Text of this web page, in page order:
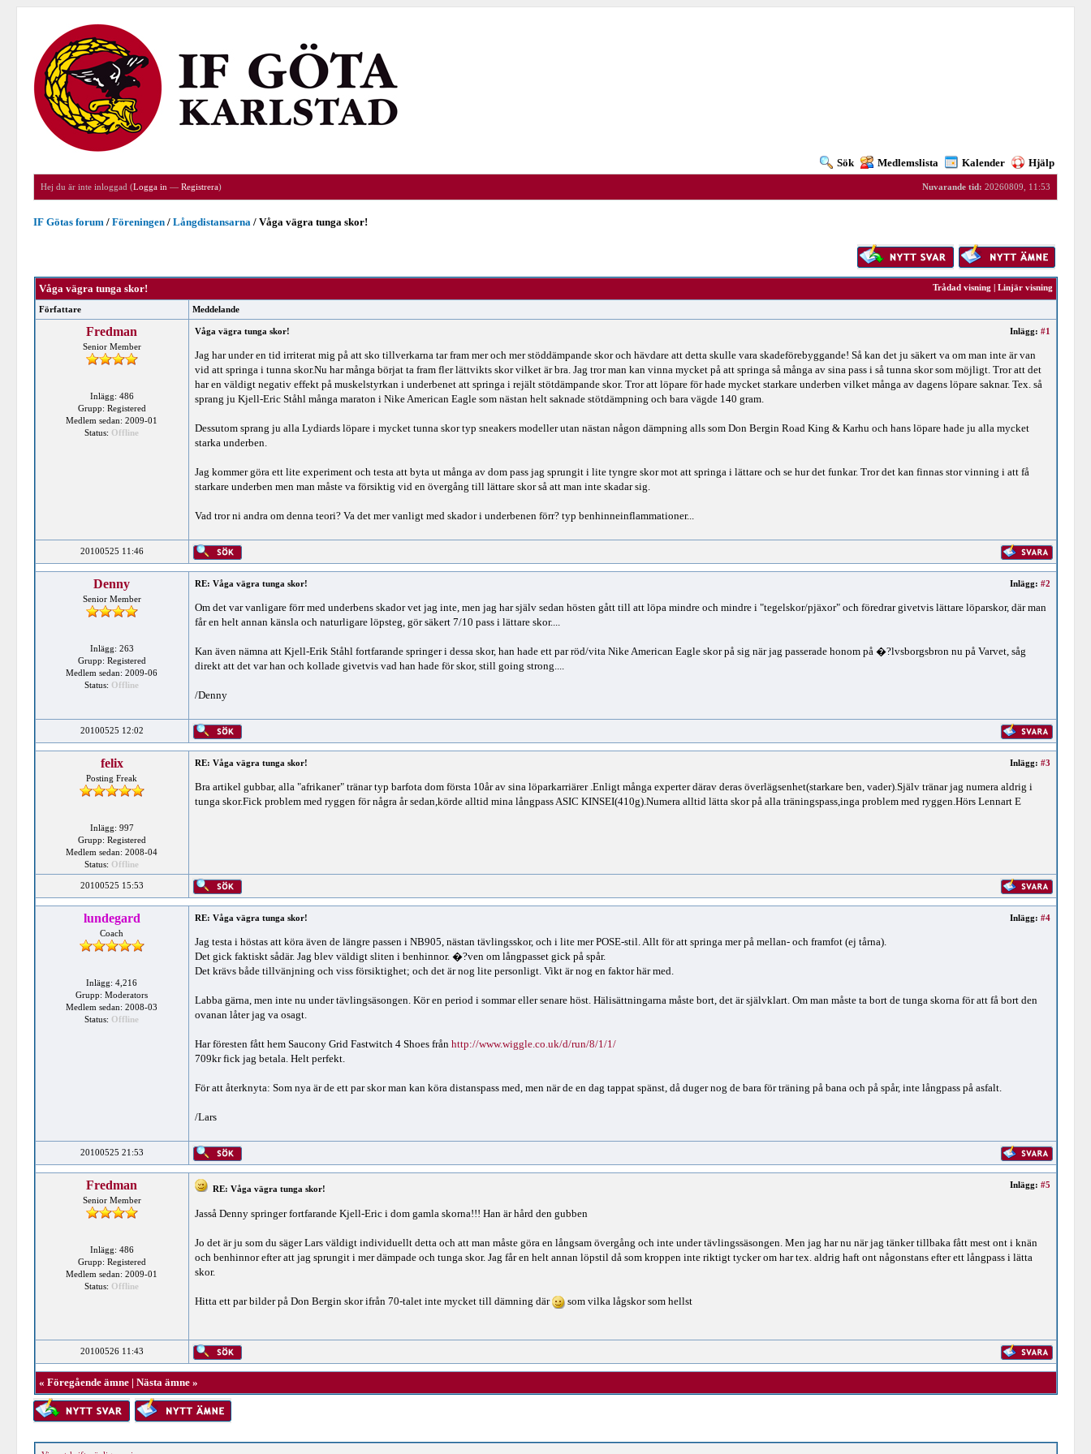
Sök Medlemslista Kalender Hjälp
Nuvarande tid: 20260809, 11:53
Hej du är inte inloggad (Logga in —Registrera)
IF Götas forum /Föreningen /Långdistansarna /Våga vägra tunga skor!
Trådad visning | Linjär visning
Våga vägra tunga skor!
Författare Meddelande
Fredman
Senior Member
Inlägg: 486
Grupp: Registered
Medlem sedan: 2009-01
Status: Offline
Inlägg: #1
Våga vägra tunga skor!
Jag har under en tid irriterat mig på att sko tillverkarna tar fram mer och mer stöddämpande skor och hävdare att detta skulle vara skadeförebyggande! Så kan det ju säkert va om man inte är van
vid att springa i tunna skor.Nu har många börjat ta fram fler lättvikts skor vilket är bra. Jag tror man kan vinna mycket på att springa så många av sina pass i så tunna skor som möjligt. Tror att det
har en väldigt negativ effekt på muskelstyrkan i underbenet att springa i rejält stötdämpande skor. Tror att löpare för hade mycket starkare underben vilket många av dagens löpare saknar. Tex. så
sprang ju Kjell-Eric Ståhl många maraton i Nike American Eagle som nästan helt saknade stötdämpning och bara vägde 140 gram.
Dessutom sprang ju alla Lydiards löpare i mycket tunna skor typ sneakers modeller utan nästan någon dämpning alls som Don Bergin Road King & Karhu och hans löpare hade ju alla mycket
starka underben.
Jag kommer göra ett lite experiment och testa att byta ut många av dom pass jag sprungit i lite tyngre skor mot att springa i lättare och se hur det funkar. Tror det kan finnas stor vinning i att få
starkare underben men man måste va försiktig vid en övergång till lättare skor så att man inte skadar sig.
Vad tror ni andra om denna teori? Va det mer vanligt med skador i underbenen förr? typ benhinneinflammationer...
20100525 11:46
Denny
Senior Member
Inlägg: 263
Grupp: Registered
Medlem sedan: 2009-06
Status: Offline
Inlägg: #2
RE: Våga vägra tunga skor!
Om det var vanligare förr med underbens skador vet jag inte, men jag har själv sedan hösten gått till att löpa mindre och mindre i "tegelskor/pjäxor" och föredrar givetvis lättare löparskor, där man
får en helt annan känsla och naturligare löpsteg, gör säkert 7/10 pass i lättare skor....
Kan även nämna att Kjell-Erik Ståhl fortfarande springer i dessa skor, han hade ett par röd/vita Nike American Eagle skor på sig när jag passerade honom på �?lvsborgsbron nu på Varvet, såg
direkt att det var han och kollade givetvis vad han hade för skor, still going strong....
/Denny
20100525 12:02
felix
Posting Freak
Inlägg: 997
Grupp: Registered
Medlem sedan: 2008-04
Status: Offline
Inlägg: #3
RE: Våga vägra tunga skor!
Bra artikel gubbar, alla "afrikaner" tränar typ barfota dom första 10år av sina löparkarriärer .Enligt många experter därav deras överlägsenhet(starkare ben, vader).Själv tränar jag numera aldrig i
tunga skor.Fick problem med ryggen för några år sedan,körde alltid mina långpass ASIC KINSEI(410g).Numera alltid lätta skor på alla träningspass,inga problem med ryggen.Hörs Lennart E
20100525 15:53
lundegard
Coach
Inlägg: 4,216
Grupp: Moderators
Medlem sedan: 2008-03
Status: Offline
Inlägg: #4
RE: Våga vägra tunga skor!
Jag testa i höstas att köra även de längre passen i NB905, nästan tävlingsskor, och i lite mer POSE-stil. Allt för att springa mer på mellan- och framfot (ej tårna).
Det gick faktiskt sådär. Jag blev väldigt sliten i benhinnor. �?ven om långpasset gick på spår.
Det krävs både tillvänjning och viss försiktighet; och det är nog lite personligt. Vikt är nog en faktor här med.
Labba gärna, men inte nu under tävlingsäsongen. Kör en period i sommar eller senare höst. Hälisättningarna måste bort, det är självklart. Om man måste ta bort de tunga skorna för att få bort den
ovanan låter jag va osagt.
Har föresten fått hem Saucony Grid Fastwitch 4 Shoes från http://www.wiggle.co.uk/d/run/8/1/1/
709kr fick jag betala. Helt perfekt.
För att återknyta: Som nya är de ett par skor man kan köra distanspass med, men när de en dag tappat spänst, då duger nog de bara för träning på bana och på spår, inte långpass på asfalt.
/Lars
20100525 21:53
Fredman
Senior Member
Inlägg: 486
Grupp: Registered
Medlem sedan: 2009-01
Status: Offline
Inlägg: #5
RE: Våga vägra tunga skor!
Jasså Denny springer fortfarande Kjell-Eric i dom gamla skorna!!! Han är hård den gubben
Jo det är ju som du säger Lars väldigt individuellt detta och att man måste göra en långsam övergång och inte under tävlingssäsongen. Men jag har nu när jag tänker tillbaka fått mest ont i knän
och benhinnor efter att jag sprungit i mer dämpade och tunga skor. Jag får en helt annan löpstil då som kroppen inte riktigt tycker om har tex. aldrig haft ont någonstans efter ett långpass i lätta
skor.
Hitta ett par bilder på Don Bergin skor ifrån 70-talet inte mycket till dämning där som vilka lågskor som hellst
20100526 11:43
« Föregående ämne| Nästa ämne»